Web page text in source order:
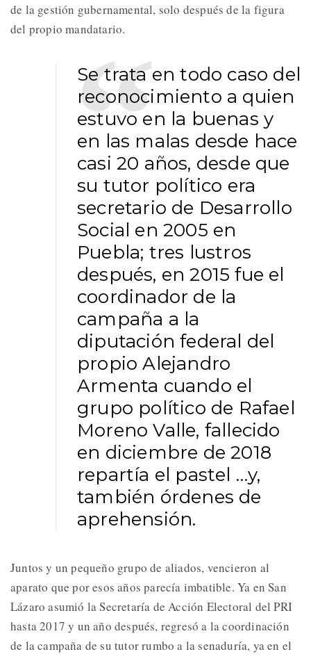
de la gestión gubernamental, solo después de la figura
del propio mandatario.
Se trata en todo caso del
reconocimiento a quien
estuvo en la buenas y
en las malas desde hace
casi 20 años, desde que
su tutor político era
secretario de Desarrollo
Social en 2005 en
Puebla; tres lustros
después, en 2015 fue el
coordinador de la
campaña a la
diputación federal del
propio Alejandro
Armenta cuando el
grupo político de Rafael
Moreno Valle, fallecido
en diciembre de 2018
repartía el pastel …y,
también órdenes de
aprehensión.
Juntos y un pequeño grupo de aliados, vencieron al
aparato que por esos años parecía imbatible. Ya en San
Lázaro asumió la Secretaría de Acción Electoral del PRI
hasta 2017 y un año después, regresó a la coordinación
de la campaña de su tutor rumbo a la senaduría, ya en el